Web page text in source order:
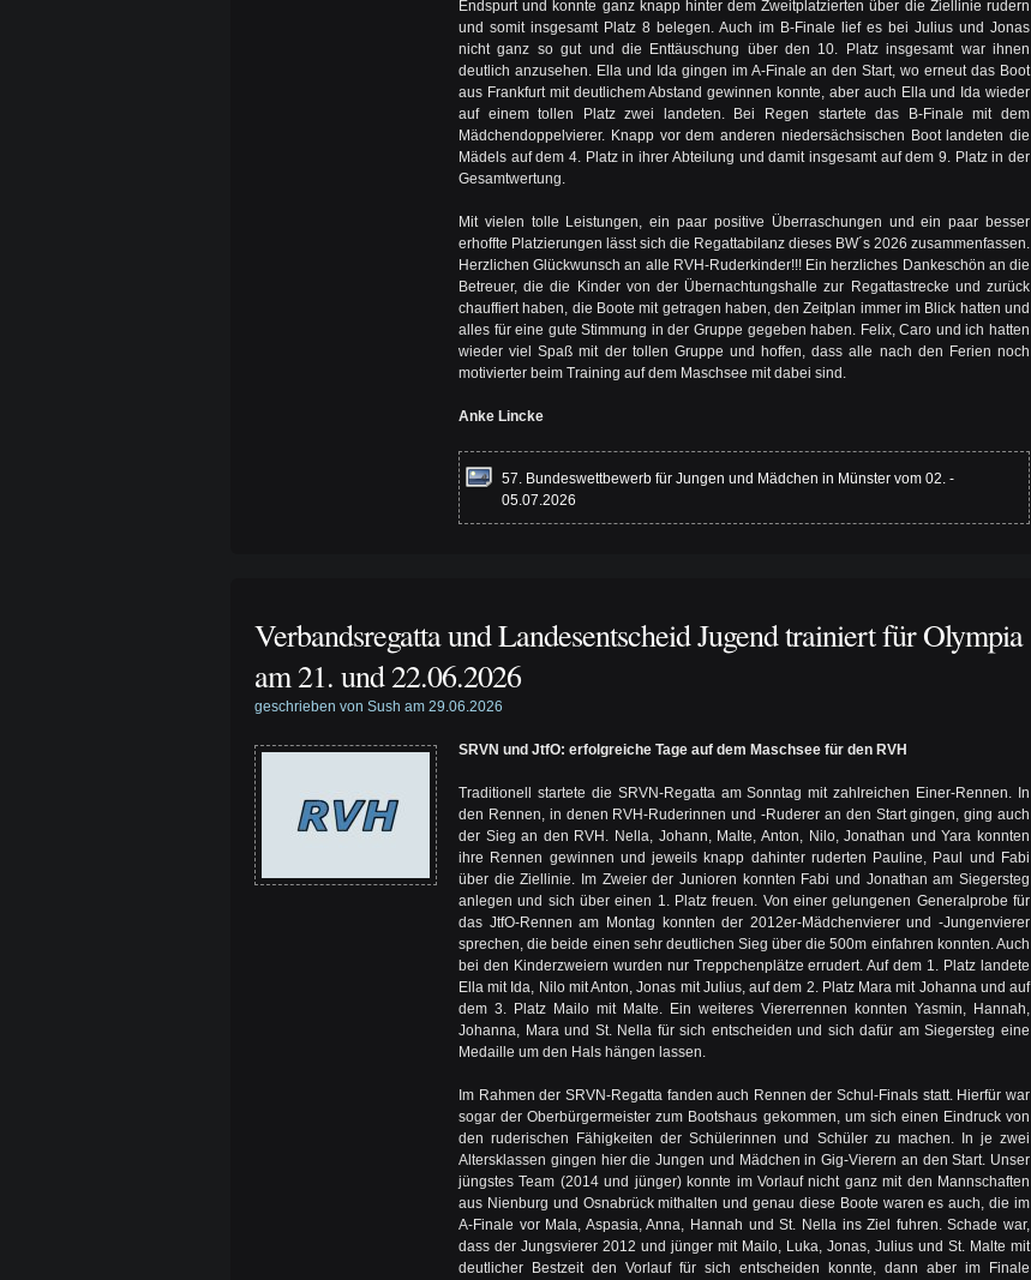
Endspurt und konnte ganz knapp hinter dem Zweitplatzierten über die Ziellinie rudern
und somit insgesamt Platz 8 belegen. Auch im B-Finale lief es bei Julius und Jonas
nicht ganz so gut und die Enttäuschung über den 10. Platz insgesamt war ihnen
deutlich anzusehen. Ella und Ida gingen im A-Finale an den Start, wo erneut das Boot
aus Frankfurt mit deutlichem Abstand gewinnen konnte, aber auch Ella und Ida wieder
auf einem tollen Platz zwei landeten. Bei Regen startete das B-Finale mit dem
Mädchendoppelvierer. Knapp vor dem anderen niedersächsischen Boot landeten die
Mädels auf dem 4. Platz in ihrer Abteilung und damit insgesamt auf dem 9. Platz in der
Gesamtwertung.
Mit vielen tolle Leistungen, ein paar positive Überraschungen und ein paar besser
erhoffte Platzierungen lässt sich die Regattabilanz dieses BW´s 2026 zusammenfassen.
Herzlichen Glückwunsch an alle RVH-Ruderkinder!!! Ein herzliches Dankeschön an die
Betreuer, die die Kinder von der Übernachtungshalle zur Regattastrecke und zurück
chauffiert haben, die Boote mit getragen haben, den Zeitplan immer im Blick hatten und
alles für eine gute Stimmung in der Gruppe gegeben haben. Felix, Caro und ich hatten
wieder viel Spaß mit der tollen Gruppe und hoffen, dass alle nach den Ferien noch
motivierter beim Training auf dem Maschsee mit dabei sind.
Anke Lincke
57. Bundeswettbewerb für Jungen und Mädchen in Münster vom 02. -
05.07.2026
Verbandsregatta und Landesentscheid Jugend trainiert für Olympia
am 21. und 22.06.2026
geschrieben von Sush am 29.06.2026
SRVN und JtfO: erfolgreiche Tage auf dem Maschsee für den RVH
Traditionell startete die SRVN-Regatta am Sonntag mit zahlreichen Einer-Rennen. In
den Rennen, in denen RVH-Ruderinnen und -Ruderer an den Start gingen, ging auch
der Sieg an den RVH. Nella, Johann, Malte, Anton, Nilo, Jonathan und Yara konnten
ihre Rennen gewinnen und jeweils knapp dahinter ruderten Pauline, Paul und Fabi
über die Ziellinie. Im Zweier der Junioren konnten Fabi und Jonathan am Siegersteg
anlegen und sich über einen 1. Platz freuen. Von einer gelungenen Generalprobe für
das JtfO-Rennen am Montag konnten der 2012er-Mädchenvierer und -Jungenvierer
sprechen, die beide einen sehr deutlichen Sieg über die 500m einfahren konnten. Auch
bei den Kinderzweiern wurden nur Treppchenplätze errudert. Auf dem 1. Platz landete
Ella mit Ida, Nilo mit Anton, Jonas mit Julius, auf dem 2. Platz Mara mit Johanna und auf
dem 3. Platz Mailo mit Malte. Ein weiteres Viererrennen konnten Yasmin, Hannah,
Johanna, Mara und St. Nella für sich entscheiden und sich dafür am Siegersteg eine
Medaille um den Hals hängen lassen.
Im Rahmen der SRVN-Regatta fanden auch Rennen der Schul-Finals statt. Hierfür war
sogar der Oberbürgermeister zum Bootshaus gekommen, um sich einen Eindruck von
den ruderischen Fähigkeiten der Schülerinnen und Schüler zu machen. In je zwei
Altersklassen gingen hier die Jungen und Mädchen in Gig-Vierern an den Start. Unser
jüngstes Team (2014 und jünger) konnte im Vorlauf nicht ganz mit den Mannschaften
aus Nienburg und Osnabrück mithalten und genau diese Boote waren es auch, die im
A-Finale vor Mala, Aspasia, Anna, Hannah und St. Nella ins Ziel fuhren. Schade war,
dass der Jungsvierer 2012 und jünger mit Mailo, Luka, Jonas, Julius und St. Malte mit
deutlicher Bestzeit den Vorlauf für sich entscheiden konnte, dann aber im Finale